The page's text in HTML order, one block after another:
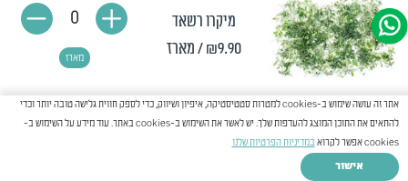
מיקרו רשאד
₪9.90/ מארז מארז
0
אתר זה עושה שימוש ב-cookies למטרות סטטיסטיקה, איפיון ושיווק, כדי לספק חווית גלישה טובה יותר וכדי
להתאים את התוכן המוצג להעדפות שלך. יש לאשר את השימוש ב-cookies באתר. עוד מידע על השימוש ב-
cookies אפשר לקרוא
במדיניות הפרטיות שלנו
אישור